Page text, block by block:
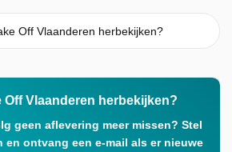
Off Vlaanderen herbekijken?
Off Vlaanderen herbekijken?
geen aflevering meer missen? Stel
en ontvang een e-mail als er nieuwe